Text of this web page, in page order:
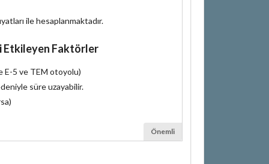
ile hesaplanmaktadır.
Etkileyen Faktörler
E-5 ve TEM otoyolu)
süre uzayabilir.
Önemli